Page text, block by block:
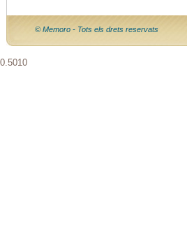
© Memoro - Tots els drets reservats
0.5010